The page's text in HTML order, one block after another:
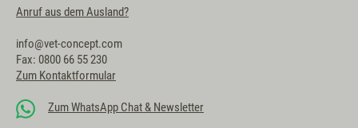
Anruf aus dem Ausland?
info@vet-concept.com
Fax: 0800 66 55 230
Zum Kontaktformular
Zum WhatsApp Chat & Newsletter